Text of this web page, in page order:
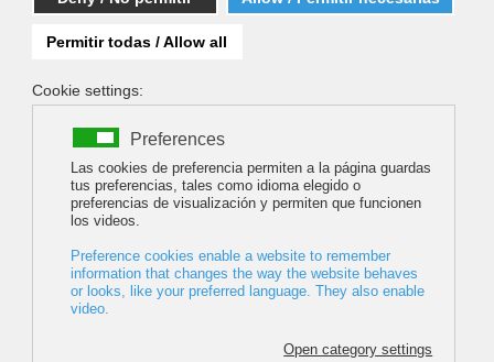
Seleccione su idioma
Español
Buscar
DESTACADO